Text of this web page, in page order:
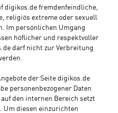
digikos.de fremdenfeindliche,
religiös extreme oder sexuell
Im persönlichen Umgang
höflicher und respektvoller
darf nicht zur Verbreitung
der Seite digikos.de
personenbezogener Daten
den internen Bereich setzt
Um diesen einzurichten